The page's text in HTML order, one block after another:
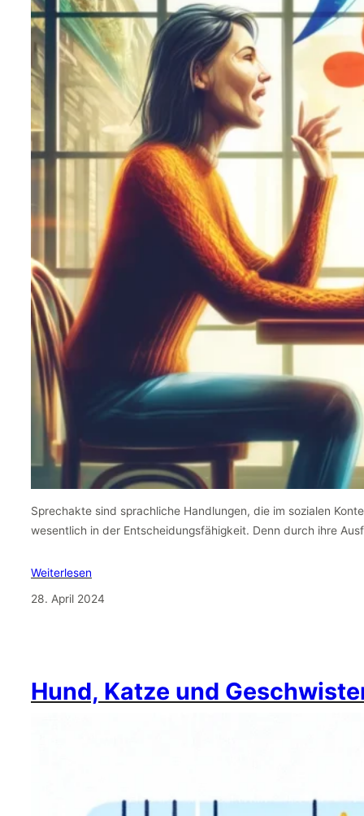
Sprechakte sind sprachliche Handlungen, die im sozialen
wesentlich in der Entscheidungsfähigkeit. Denn durch ihre
Weiterlesen
28. April 2024
Hund, Katze und